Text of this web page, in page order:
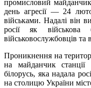
промисловий
день агресії — 24
військами. Надалі він
росії як
військовослужбовців та
Проникнення на
на майданчик станції
білорусь, яка надала
на столицю України